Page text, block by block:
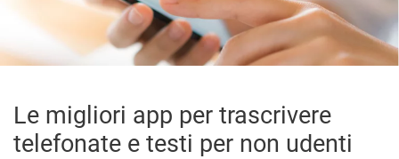
Le migliori app per trascrivere
telefonate e testi per non udenti